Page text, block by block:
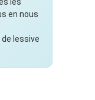
en nous
lessive